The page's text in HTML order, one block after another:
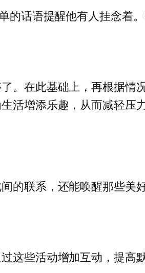
的话语提醒他有人挂念着
。在此基础上，再根据情
活增添乐趣，从而减轻压
的联系，还能唤醒那些美
这些活动增加互动，提高默